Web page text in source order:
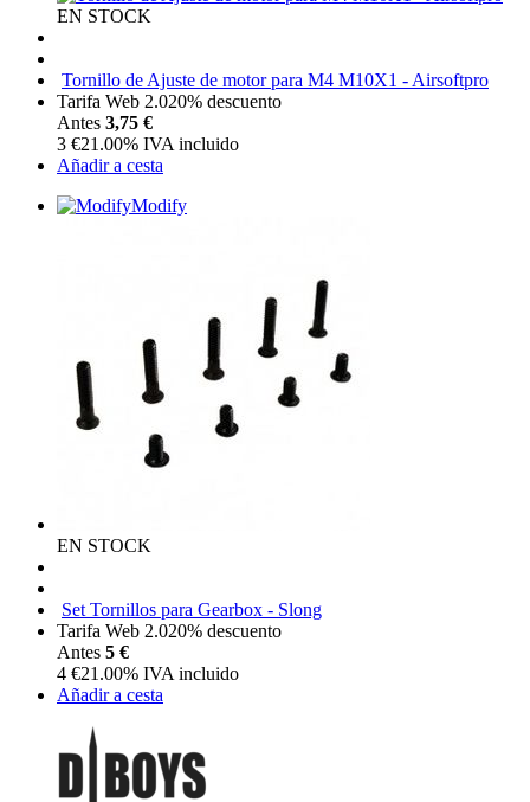
EN STOCK
Tornillo de Ajuste de motor para M4 M10X1 - Airsoftpro
Tarifa Web 2.020% descuento
Antes 3,75 €
3 €21.00% IVA incluido
Añadir a cesta
Modify
EN STOCK
Set Tornillos para Gearbox - Slong
Tarifa Web 2.020% descuento
Antes 5 €
4 €21.00% IVA incluido
Añadir a cesta